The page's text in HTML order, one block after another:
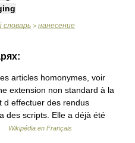
словарь > нанесение
articles homonymes, voir
extension non standard à la
d effectuer des rendus
des scripts. Elle a déjà été
Wikipédia en Français